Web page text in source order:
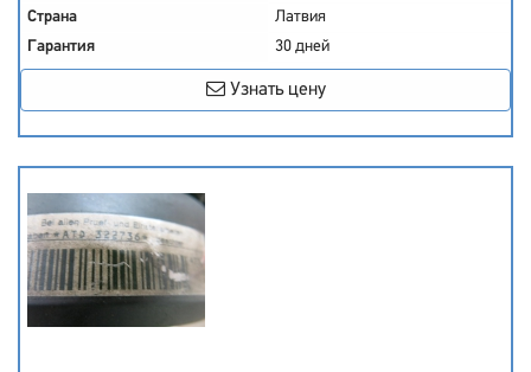
Страна
Латвия
Гарантия
30 дней
Узнать цену